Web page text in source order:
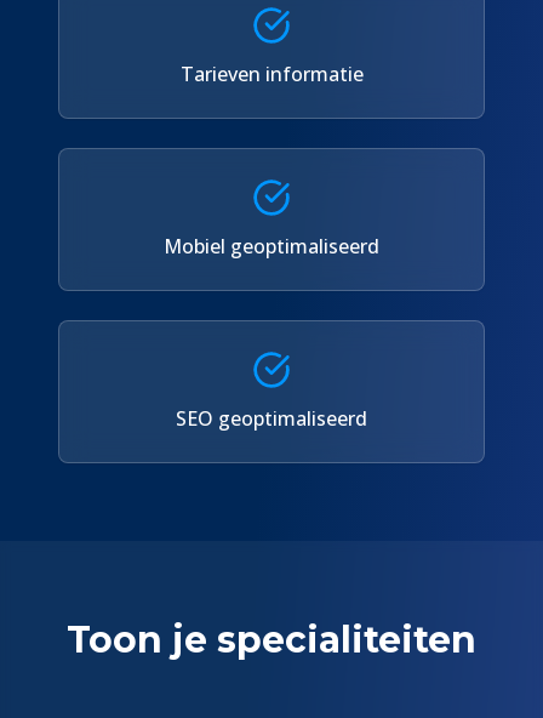
Tarieven informatie
Mobiel geoptimaliseerd
SEO geoptimaliseerd
Toon je specialiteiten